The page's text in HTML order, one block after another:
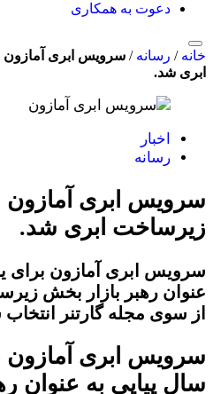
دعوت به همکاری
خانه / رسانه / سرویس ابری آمازون
ابری شد.
اخبار
رسانه
سرویس ابری آمازون
زیرساخت ابری شد.
سرویس ابری آمازون برای
از سوی مجله گارتنر
سرویس ابری آمازون
سال پیاپی به عنوان